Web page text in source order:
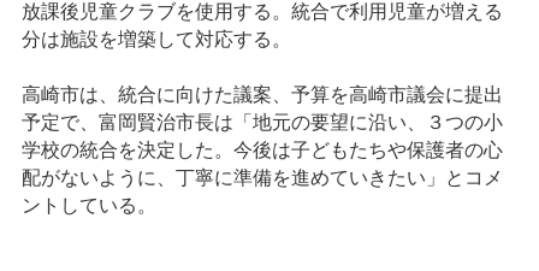
放課後児童クラブを使用する。統合で利用児童が増える
分は施設を増築して対応する。
高崎市は、統合に向けた議案、予算を高崎市議会に提出
予定で、富岡賢治市長は「地元の要望に沿い、３つの小
学校の統合を決定した。今後は子どもたちや保護者の心
配がないように、丁寧に準備を進めていきたい」とコメ
ントしている。